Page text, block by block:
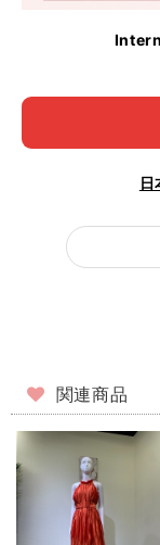
関連商品